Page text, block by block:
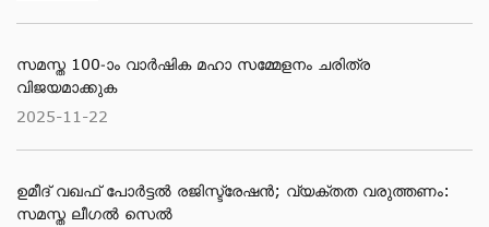
സമസ്ത 100-ാം വാര്‍ഷിക മഹാ സമ്മേളനം ചരിത്ര
വിജയമാക്കുക
2025-11-22
ഉമീദ് വഖഫ് പോർട്ടൽ രജിസ്ട്രേഷൻ; വ്യക്തത വരുത്തണം:
സമസ്ത ലീഗൽ സെൽ